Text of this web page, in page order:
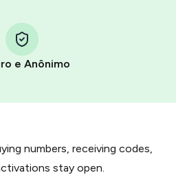
e Anônimo
numbers, receiving codes,
stay open.
on HidSim
Stars